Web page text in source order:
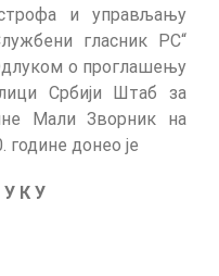
и управљању
гласник РС“
о проглашењу
Србији Штаб за
Мали Зворник на
године донео је
К У